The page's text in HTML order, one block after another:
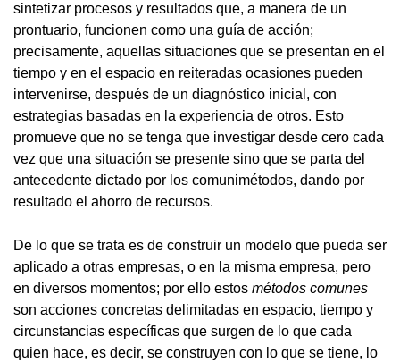
sintetizar procesos y resultados que, a manera de un
prontuario, funcionen como una guía de acción;
precisamente, aquellas situaciones que se presentan en el
tiempo y en el espacio en reiteradas ocasiones pueden
intervenirse, después de un diagnóstico inicial, con
estrategias basadas en la experiencia de otros. Esto
promueve que no se tenga que investigar desde cero cada
vez que una situación se presente sino que se parta del
antecedente dictado por los comunimétodos, dando por
resultado el ahorro de recursos.
De lo que se trata es de construir un modelo que pueda ser
aplicado a otras empresas, o en la misma empresa, pero
en diversos momentos; por ello estos métodos comunes
son acciones concretas delimitadas en espacio, tiempo y
circunstancias específicas que surgen de lo que cada
quien hace, es decir, se construyen con lo que se tiene, lo